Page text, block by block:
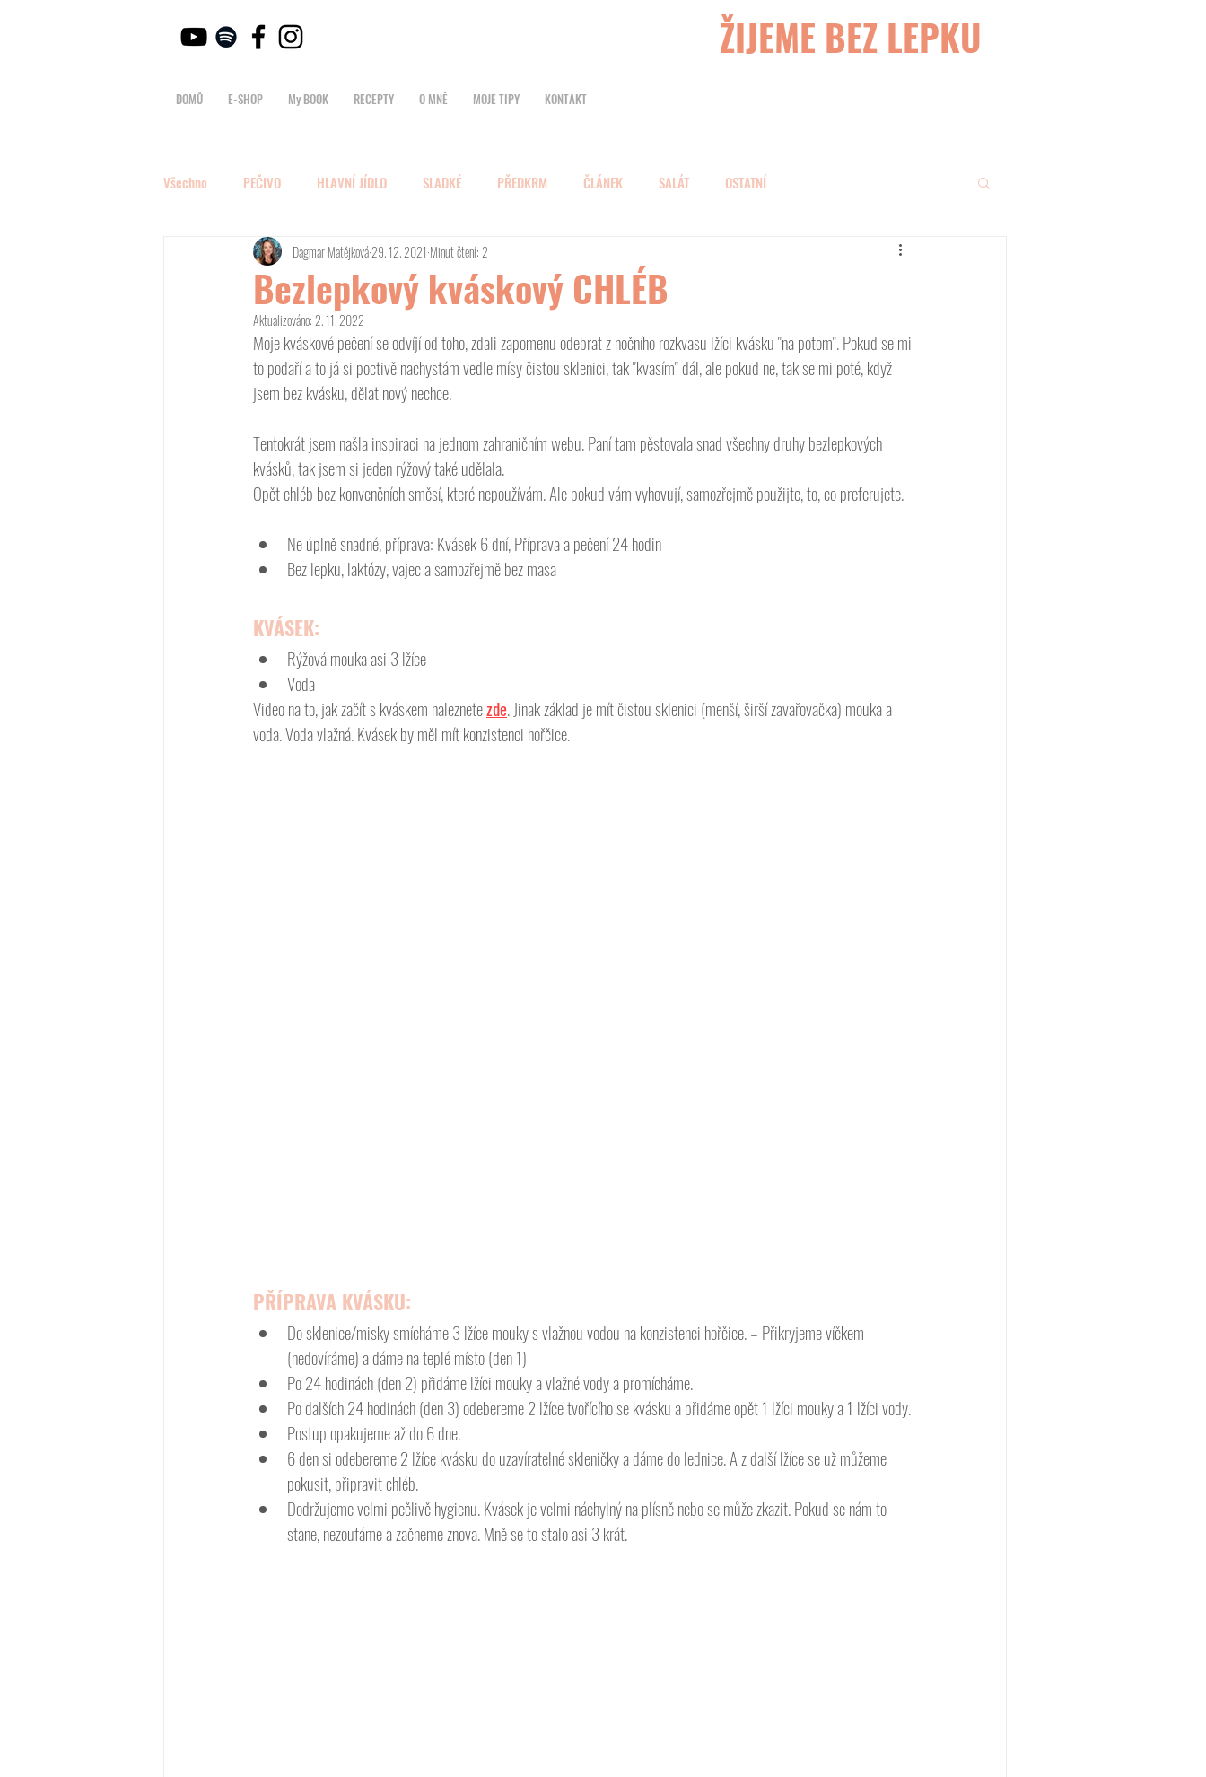
ŽIJEME BEZ LEPKU
DOMŮ E-SHOP My BOOK RECEPTY O MNĚ MOJE TIPY KONTAKT
Všechno PEČIVO HLAVNÍ JÍDLO SLADKÉ PŘEDKRM ČLÁNEK SALÁT OSTATNÍ
Bezlepkový kváskový CHLÉB
Dagmar Matějková29. 12. 2021 Minut čtení: 2
Aktualizováno: 2. 11. 2022
Moje kváskové pečení se odvíjí od toho, zdali zapomenu odebrat z nočního rozkvasu lžíci kvásku "na potom". Pokud se mi
to podaří a to já si poctivě nachystám vedle mísy čistou sklenici, tak "kvasím" dál, ale pokud ne, tak se mi poté, když
jsem bez kvásku, dělat nový nechce.
Tentokrát jsem našla inspiraci na jednom zahraničním webu. Paní tam pěstovala snad všechny druhy bezlepkových
kvásků, tak jsem si jeden rýžový také udělala.
Opět chléb bez konvenčních směsí, které nepoužívám. Ale pokud vám vyhovují, samozřejmě použijte, to, co preferujete.
Ne úplně snadné, příprava: Kvásek 6 dní, Příprava a pečení 24 hodin
Bez lepku, laktózy, vajec a samozřejmě bez masa
KVÁSEK:
Rýžová mouka asi 3 lžíce
Voda
Video na to, jak začít s kváskem naleznete zde. Jinak základ je mít čistou sklenici (menší, širší zavařovačka) mouka a
voda. Voda vlažná. Kvásek by měl mít konzistenci hořčice.
PŘÍPRAVA KVÁSKU:
Do sklenice/misky smícháme 3 lžíce mouky s vlažnou vodou na konzistenci hořčice. – Přikryjeme víčkem
(nedovíráme) a dáme na teplé místo (den 1)
Po 24 hodinách (den 2) přidáme lžíci mouky a vlažné vody a promícháme.
Po dalších 24 hodinách (den 3) odebereme 2 lžíce tvořícího se kvásku a přidáme opět 1 lžíci mouky a 1 lžíci vody.
Postup opakujeme až do 6 dne.
6 den si odebereme 2 lžíce kvásku do uzavíratelné skleničky a dáme do lednice. A z další lžíce se už můžeme
pokusit, připravit chléb.
Dodržujeme velmi pečlivě hygienu. Kvásek je velmi náchylný na plísně nebo se může zkazit. Pokud se nám to
stane, nezoufáme a začneme znova. Mně se to stalo asi 3 krát.